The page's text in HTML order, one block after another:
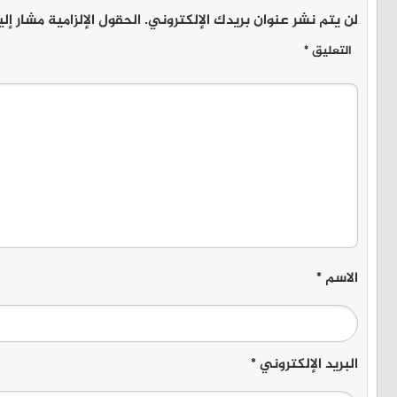
لن يتم نشر عنوان بريدك الإلكتروني. الحقول الإلزامية مشار
التعليق*
الاسم*
البريد الإلكتروني*